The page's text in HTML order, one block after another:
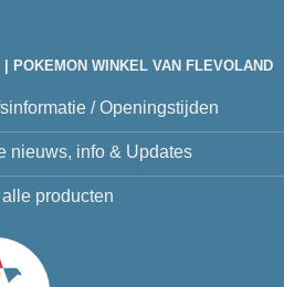
| POKEMON WINKEL VAN FLEVOLAND
/ Openingstijden
nieuws, info & Updates
producten